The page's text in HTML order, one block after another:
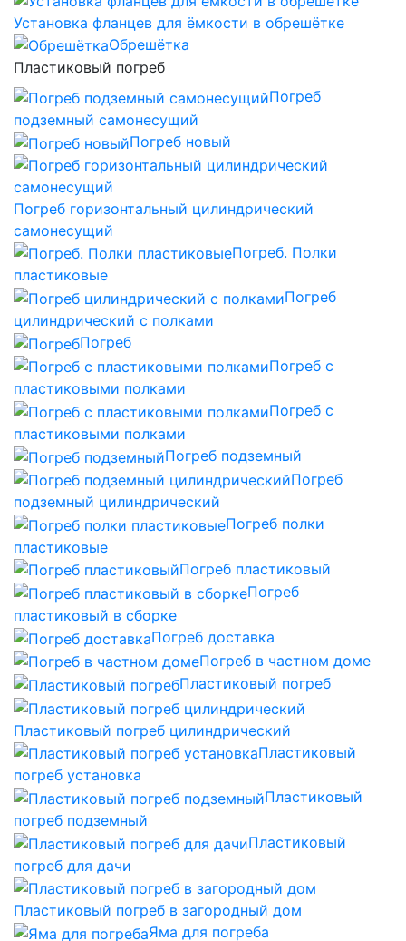
Установка фланцев для ёмкости в обрешётке
Обрешётка
Пластиковый погреб
Погреб
подземный самонесущий
Погреб новый
Погреб горизонтальный цилиндрический
самонесущий
Погреб. Полки
пластиковые
Погреб
цилиндрический с полками
Погреб
Погреб с
пластиковыми полками
Погреб с
пластиковыми полками
Погреб подземный
Погреб
подземный цилиндрический
Погреб полки
пластиковые
Погреб пластиковый
Погреб
пластиковый в сборке
Погреб доставка
Погреб в частном доме
Пластиковый погреб
Пластиковый погреб цилиндрический
Пластиковый
погреб установка
Пластиковый
погреб подземный
Пластиковый
погреб для дачи
Пластиковый погреб в загородный дом
Яма для погреба